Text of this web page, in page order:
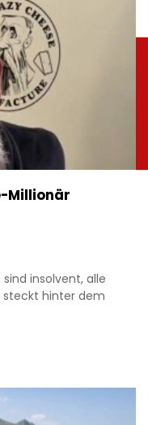
Millionär
insolvent, alle
steckt hinter dem